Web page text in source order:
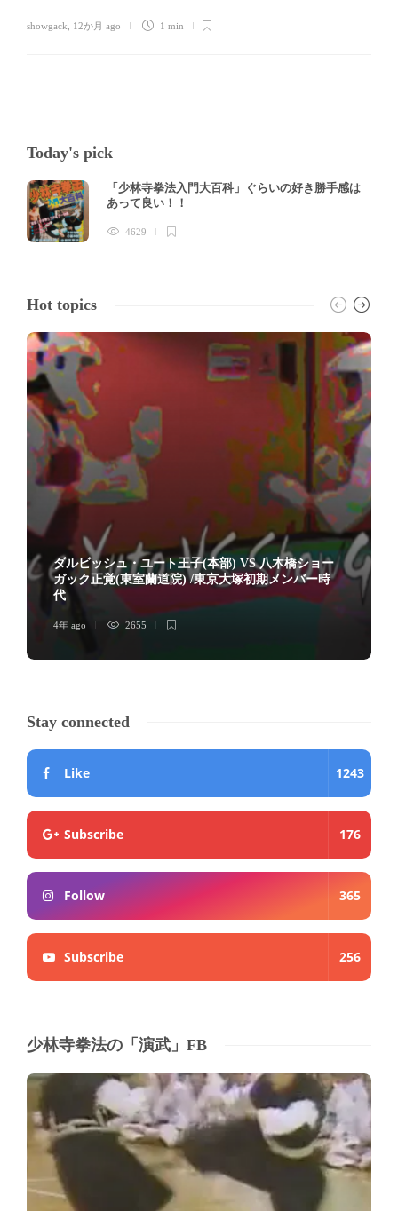
showgack 12か月 ago 1 min
Today's pick
「少林寺拳法入門大百科」ぐらいの好き勝手感は
あって良い！！
4629
Hot topics
ダルビッシュ・ユート王子(本部) VS 八木橋ショー
ガック正覚(東室蘭道院) /東京大塚初期メンバー時
代
4年 ago 2655
Stay connected
Like 1243
Subscribe 176
Follow 365
Subscribe 256
少林寺拳法の「演武」FB